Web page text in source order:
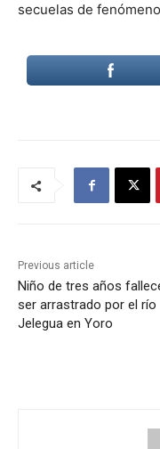
secuelas de
Previous article
Niño de tres años
ser arrastrado por el río
Jelegua en Yoro